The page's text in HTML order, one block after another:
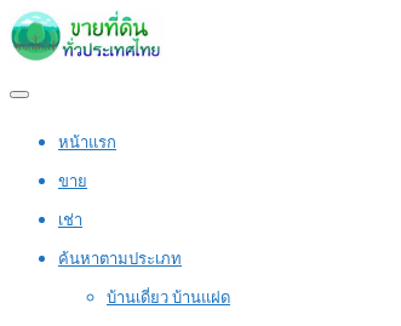
หน้าแรก
ขาย
เช่า
ค้นหาตามประเภท
บ้านเดี่ยว บ้านแฝด